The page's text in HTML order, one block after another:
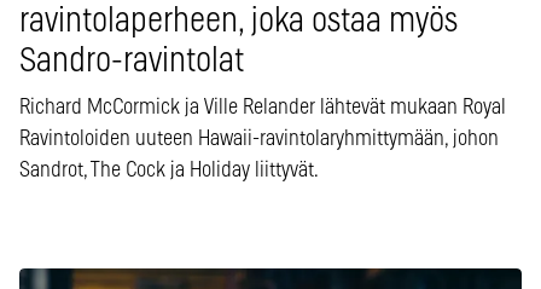
ravintolaperheen, joka ostaa myös
Sandro-ravintolat
Richard McCormick ja Ville Relander lähtevät mukaan Royal
Ravintoloiden uuteen Hawaii-ravintolaryhmittymään, johon
Sandrot, The Cock ja Holiday liittyvät.